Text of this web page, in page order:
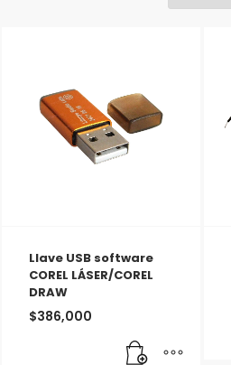
Llave USB software
COREL LÁSER/COREL
DRAW
$386,000